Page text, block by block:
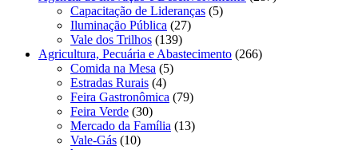
Capacitação de Lideranças (5)
Iluminação Pública (27)
Vale dos Trilhos (139)
Agricultura, Pecuária e Abastecimento (266)
Comida na Mesa (5)
Estradas Rurais (4)
Feira Gastronômica (79)
Feira Verde (30)
Mercado da Família (13)
Vale-Gás (10)